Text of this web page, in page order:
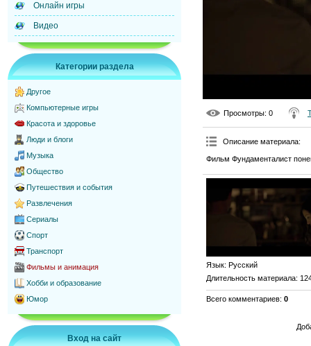
Онлайн игры
Видео
Категории раздела
Другое
Компьютерные игры
Красота и здоровье
Люди и блоги
Музыка
Общество
Путешествия и события
Развлечения
Сериалы
Спорт
Транспорт
Фильмы и анимация
Хобби и образование
Юмор
Вход на сайт
Просмотры: 0
Описание материала:
Фильм Фундаменталист
Язык: Русский
Длительность материала:
Всего комментариев: 0